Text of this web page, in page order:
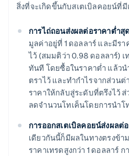
สิ่งที่จะเกิดขึ้นกับสเตเบิลคอยน์ที่
การไถ่ถอนส่งผลต่อราคาต่ำสุ
มูลค่าอยู่ที่ 1 ดอลลาร์ และมีร
ไว้ (สมมติว่า 0.98 ดอลลาร์) เ
ทันที โดยซื้อในราคาต่ำ แล้ว
ตราไว้ และทำกำไรจากส่วน
ราคาให้กลับสู่ระดับที่ตรึงไว้
ลดจำนวนโทเค็นโดยการนำ
การออกสเตเบิลคอยน์ส่งผลต่
เดียวกันนี้ก็มีผลในทางตรงข้า
ราคาเทรดสูงกว่า 1 ดอลลาร์